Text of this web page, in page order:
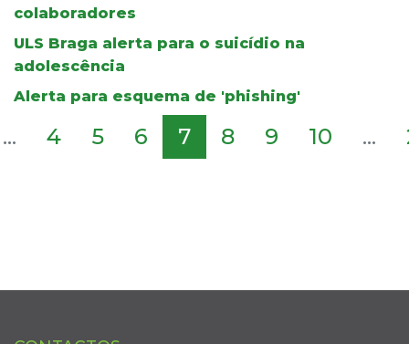
colaboradores
ULS Braga alerta para o suicídio na
adolescência
Alerta para esquema de 'phishing'
... 4 5 6 7 8 9 10 ...